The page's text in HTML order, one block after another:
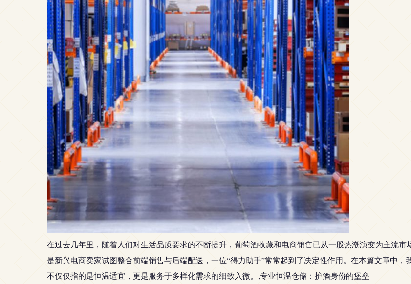
在过去几年里，随着人们对生活品质要求的不断提升，葡萄酒收藏和电商销售已从一股热潮演变为主流
是新兴电商卖家试图整合前端销售与后端配送，一位“得力助手”常常起到了决定性作用。在本篇文章中
不仅仅指的是恒温适宜，更是服务于多样化需求的细致入微。,专业恒温仓储：护酒身份的堡垒